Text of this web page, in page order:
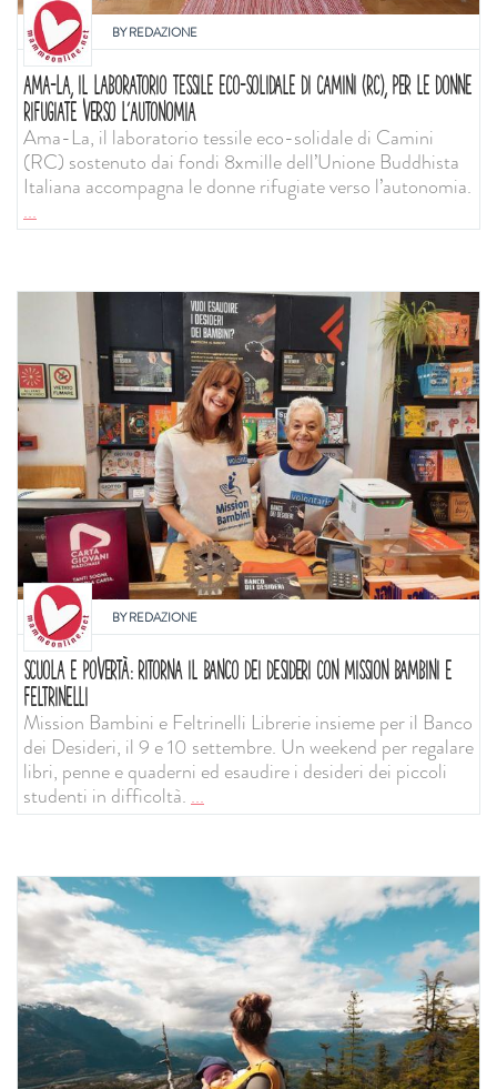
BYREDAZIONE
AMA-LA, IL LABORATORIO TESSILE ECO-SOLIDALE DI CAMINI (RC), PER LE DONNE
RIFUGIATE VERSO L’AUTONOMIA
Ama-La, il laboratorio tessile eco-solidale di Camini
(RC) sostenuto dai fondi 8xmille dell’Unione Buddhista
Italiana accompagna le donne rifugiate verso l’autonomia.
...
BYREDAZIONE
SCUOLA E POVERTÀ: RITORNA IL BANCO DEI DESIDERI CON MISSION BAMBINI E
FELTRINELLI
Mission Bambini e Feltrinelli Librerie insieme per il Banco
dei Desideri, il 9 e 10 settembre. Un weekend per regalare
libri, penne e quaderni ed esaudire i desideri dei piccoli
studenti in difficoltà....